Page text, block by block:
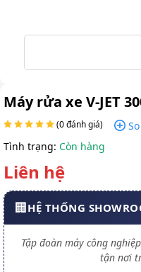
Máy rửa xe V-JET
(0 đánh giá)
Tình trạng: Còn hàng
Liên hệ
🏢HỆ THỐNG
Tập đoàn máy công
tận nơi